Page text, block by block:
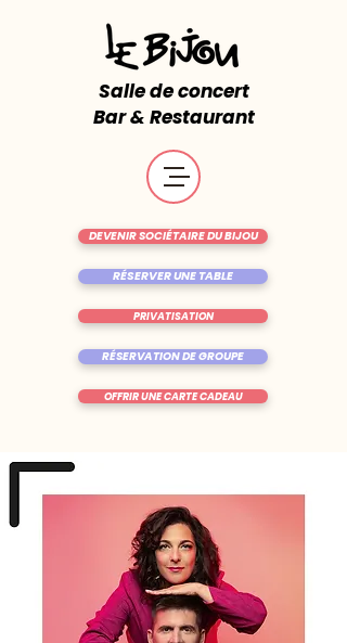
Salle de concert
Bar & Restaurant
RÉSERVER UNE TABLE
OFFRIR UNE CARTE CADEAU
DEVENIR SOCIÉTAIRE DU BIJOU
RÉSERVATION DE GROUPE
PRIVATISATION